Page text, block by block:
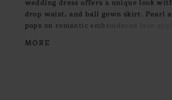
wedding dress offers a unique look
drop waist, and ball gown skirt. Pearl
pops on romantic embroidered lace
creates beautiful contrast. The exposed
MORE